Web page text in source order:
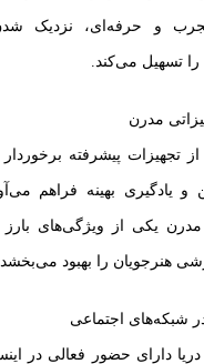
و حرفه‌ای، نزدیک
را تسهیل می‌کند.
مدرن
تجهیزات پیشرفته
یادگیری بهینه فراهم
یکی از ویژگی‌های بارز
هنرجویان را بهبود
در شبکه‌های اجتماعی
دارای حضور فعالی در